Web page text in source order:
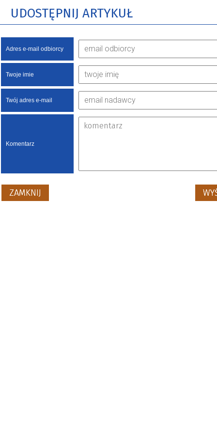
UDOSTĘPNIJ ARTYKUŁ
Adres e-mail odbiorcy
Twoje imie
Twój adres e-mail
Komentarz